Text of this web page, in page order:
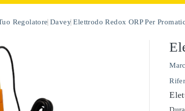
Regolatore Davey Elettrodo Redox ORP Per